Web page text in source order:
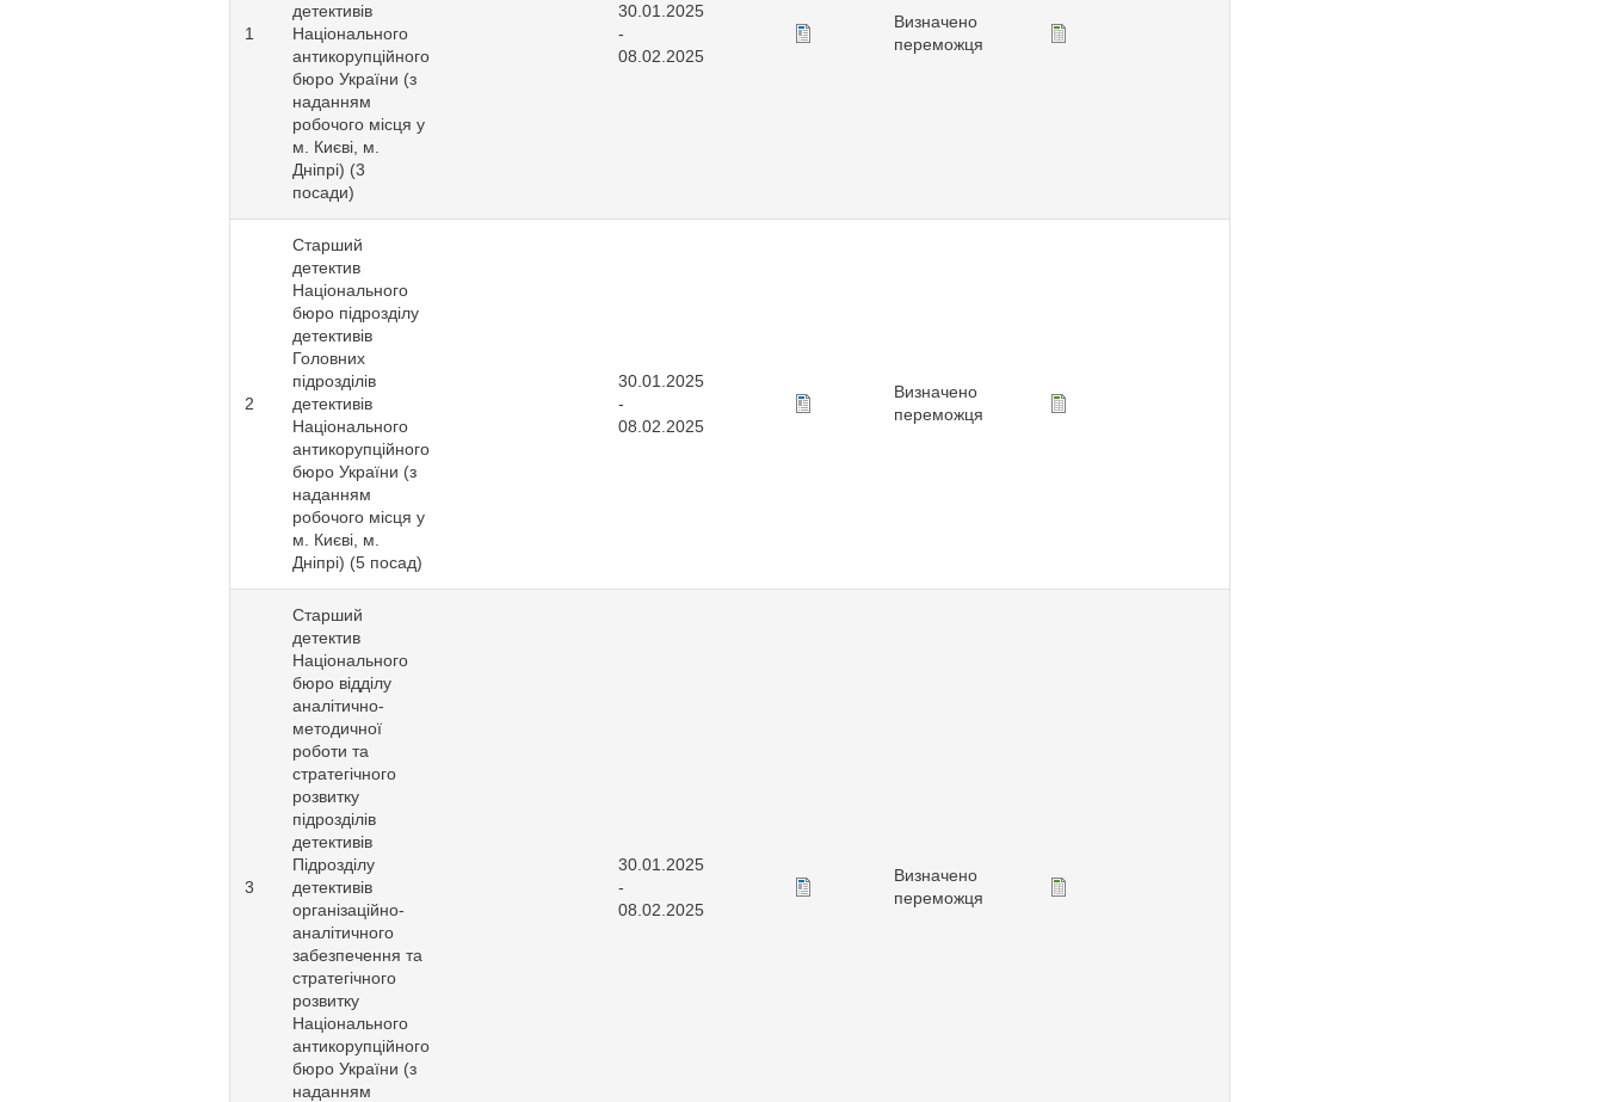
1
детективів
Національного
антикорупційного
бюро України (з
наданням
робочого місця у
м. Києві, м.
Дніпрі) (3
посади)
30.01.2025
-
08.02.2025
Визначено
переможця
2
Старший
детектив
Національного
бюро підрозділу
детективів
Головних
підрозділів
детективів
Національного
антикорупційного
бюро України (з
наданням
робочого місця у
м. Києві, м.
Дніпрі) (5 посад)
30.01.2025
-
08.02.2025
Визначено
переможця
3
Старший
детектив
Національного
бюро відділу
аналітично-
методичної
роботи та
стратегічного
розвитку
підрозділів
детективів
Підрозділу
детективів
організаційно-
аналітичного
забезпечення та
стратегічного
розвитку
Національного
антикорупційного
бюро України (з
наданням
30.01.2025
-
08.02.2025
Визначено
переможця